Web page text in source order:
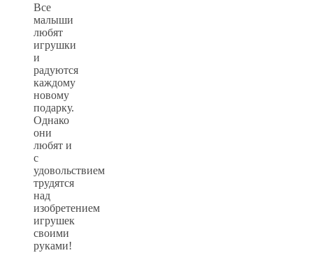
Все
малыши
любят
игрушки
и
радуются
каждому
новому
подарку.
Однако
они
любят и
с
удовольствием
трудятся
над
изобретением
игрушек
своими
руками!